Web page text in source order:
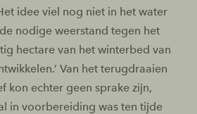
idee viel nog niet in het water
nodige weerstand tegen het
hectare van het winterbed van
Van het terugdraaien
kon echter geen sprake zijn,
in voorbereiding was ten tijde